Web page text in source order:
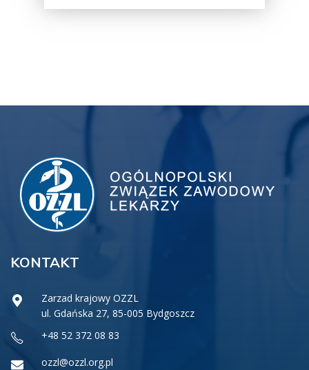
KONTAKT
Zarzad krajowy OZZL
ul. Gdańska 27, 85-005 Bydgoszcz
+48 52 372 08 83
ozzl@ozzl.org.pl